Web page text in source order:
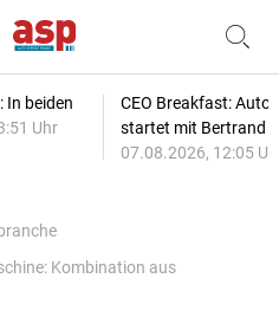
In beiden
Uhr
CEO Breakfast:
startet mit Bertrand
07.08.2026, 12:05
Kombination aus